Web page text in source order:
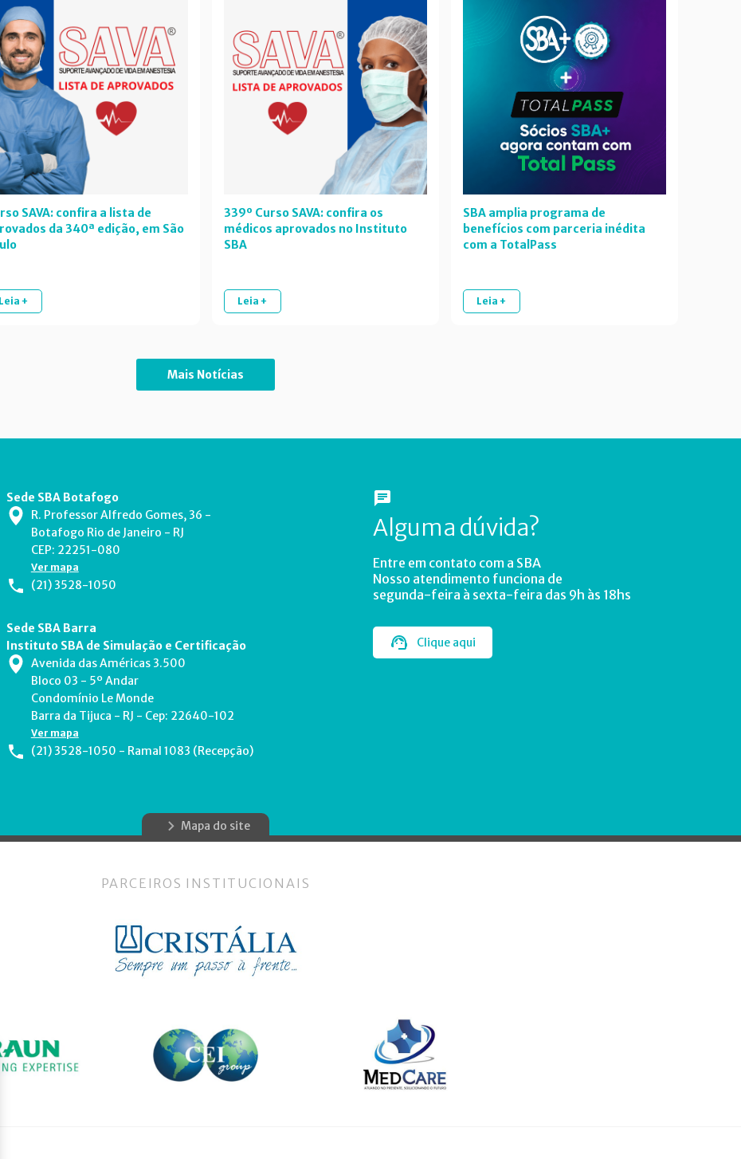
SAVA: confira a lista de
da 340ª edição, em São
Leia +
339º Curso SAVA: confira os
médicos aprovados no Instituto
SBA
Leia +
SBA amplia programa de
benefícios com parceria inédita
com a TotalPass
Leia +
Mais Notícias
Sede SBA Botafogo
R. Professor Alfredo Gomes, 36 -
Botafogo Rio de Janeiro - RJ
CEP: 22251-080
Ver mapa
(21) 3528-1050
Sede SBA Barra
Instituto SBA de Simulação e Certificação
Avenida das Américas 3.500
Bloco 03 - 5º Andar
Condomínio Le Monde
Barra da Tijuca - RJ - Cep: 22640-102
Ver mapa
(21) 3528-1050 - Ramal 1083 (Recepção)
Alguma dúvida?
Entre em contato com a SBA
Nosso atendimento funciona de
segunda-feira à sexta-feira das 9h às 18hs
Clique aqui
Mapa do site
PARCEIROS INSTITUCIONAIS